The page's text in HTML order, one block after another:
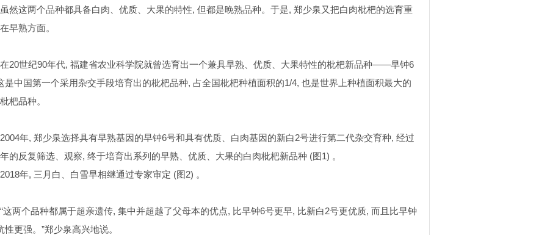
虽然这两个品种都具备白肉、优质、大果的特性, 但都是晚熟品种。于是, 郑少泉又把白肉枇杷的选育重
早熟方面。
在20世纪90年代, 福建省农业科学院就曾选育出一个兼具早熟、优质、大果特性的枇杷新品种——早钟6
是中国第一个采用杂交手段培育出的枇杷品种, 占全国枇杷种植面积的1/4, 也是世界上种植面积最大的
杷品种。
2004年, 郑少泉选择具有早熟基因的早钟6号和具有优质、白肉基因的新白2号进行第二代杂交育种, 经过
的反复筛选、观察, 终于培育出系列的早熟、优质、大果的白肉枇杷新品种 (图1) 。
2018年, 三月白、白雪早相继通过专家审定 (图2) 。
“这两个品种都属于超亲遗传, 集中并超越了父母本的优点, 比早钟6号更早, 比新白2号更优质, 而且比早钟
性更强。”郑少泉高兴地说。